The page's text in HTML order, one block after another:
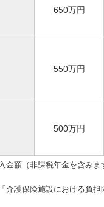
650万円
550万円
500万円
金額（非課税年金を含みま
介護保険施設における負担